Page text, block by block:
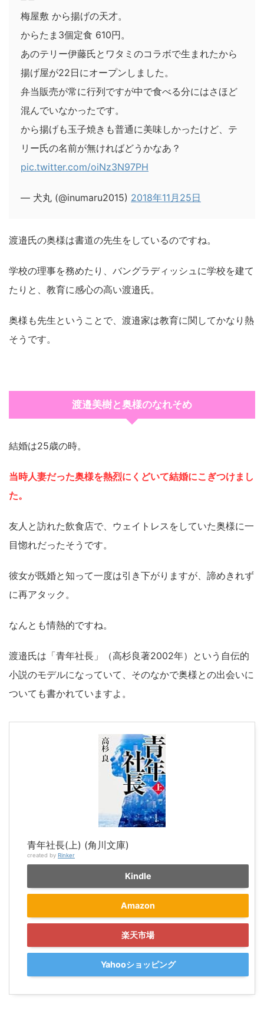
梅屋敷 から揚げの天才。
からたま3個定食 610円。
あのテリー伊藤氏とワタミのコラボで生まれたから
揚げ屋が22日にオープンしました。
弁当販売が常に行列ですが中で食べる分にはさほど
混んでいなかったです。
から揚げも玉子焼きも普通に美味しかったけど、テ
リー氏の名前が無ければどうかなあ？
pic.twitter.com/oiNz3N97PH
— 犬丸 (@inumaru2015) 2018年11月25日
渡邉氏の奥様は書道の先生をしているのですね。
学校の理事を務めたり、バングラディッシュに学校を建て
たりと、教育に感心の高い渡邉氏。
奥様も先生ということで、渡邉家は教育に関してかなり熱
そうです。
渡邉美樹と奥様のなれそめ
結婚は25歳の時。
当時人妻だった奥様を熱烈にくどいて結婚にこぎつけまし
た。
友人と訪れた飲食店で、ウェイトレスをしていた奥様に一
目惚れだったそうです。
彼女が既婚と知って一度は引き下がりますが、諦めきれず
に再アタック。
なんとも情熱的ですね。
渡邉氏は「青年社長」（高杉良著2002年）という自伝的
小説のモデルになっていて、そのなかで奥様との出会いに
ついても書かれていますよ。
青年社長(上) (角川文庫)
created by Rinker
Kindle
Amazon
楽天市場
Yahooショッピング